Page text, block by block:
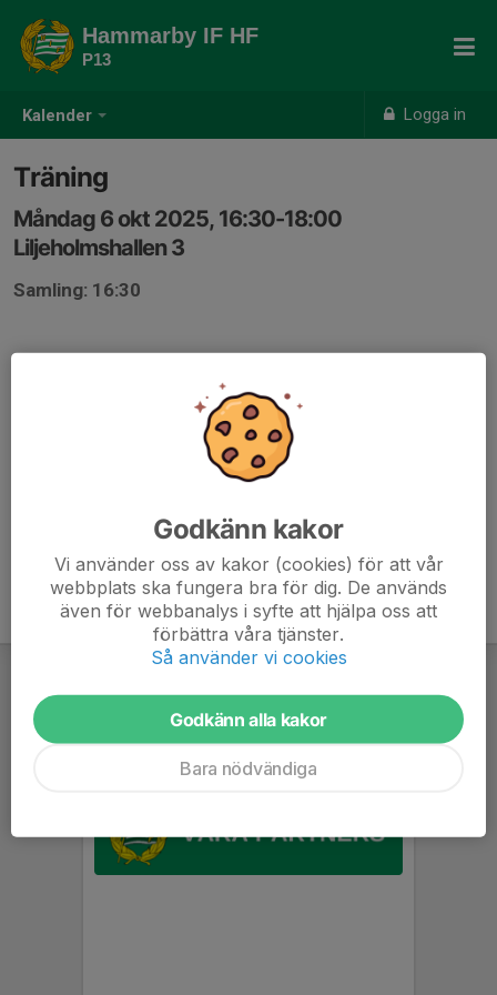
Kalender Logga in
Hammarby IF HF
P13
Träning
Måndag 6 okt 2025, 16:30-18:00
Liljeholmshallen 3
Samling: 16:30
Godkänn kakor
Vi använder oss av kakor (cookies) för att vår
webbplats ska fungera bra för dig. De används
även för webbanalys i syfte att hjälpa oss att
förbättra våra tjänster.
Så använder vi cookies
Godkänn alla kakor
Bara nödvändiga